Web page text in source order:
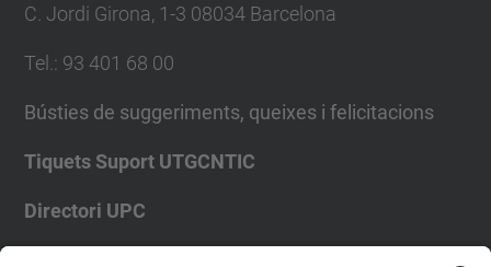
C. Jordi Girona, 1-3 08034 Barcelona
Tel. : 93 401 68 00
Bústies de suggeriments, queixes i felicitacions
Tiquets Suport UTGCNTIC
Directori UPC